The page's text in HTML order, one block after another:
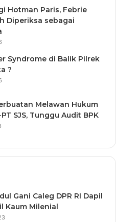
Hotman Paris, Febrie
Diperiksa sebagai
Syndrome di Balik Pilrek
?
Melawan Hukum
SJS, Tunggu Audit BPK
Gani Caleg DPR RI Dapil
Kaum Milenial